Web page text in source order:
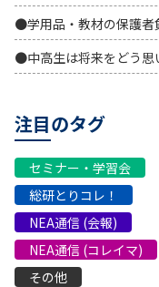
●学用品・教材の保護者
●中高生は将来をどう
注目のタグ
セミナー・学習会
総研とりコレ！
NEA通信 (会報)
NEA通信 (コレイマ)
その他